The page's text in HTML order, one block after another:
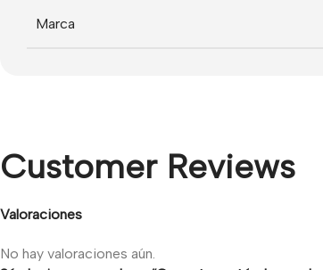
Marca
Customer Reviews
Valoraciones
No hay valoraciones aún.